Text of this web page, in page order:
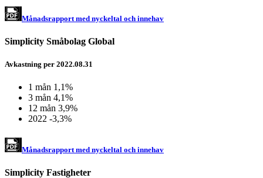
Månadsrapport med nyckeltal och innehav
Simplicity Småbolag Global
Avkastning per 2022.08.31
1 mån 1,1%
3 mån 4,1%
12 mån 3,9%
2022 -3,3%
Månadsrapport med nyckeltal och innehav
Simplicity Fastigheter